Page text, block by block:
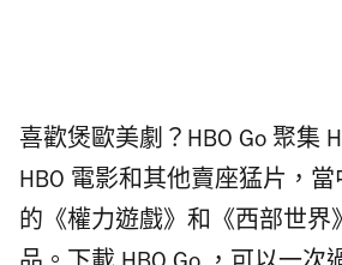
喜歡煲歐美劇？HBO Go 聚集
HBO 電影和其他賣座猛片，
的《權力遊戲》和《西部世界